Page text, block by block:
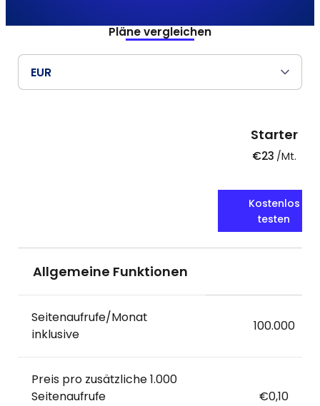
Pläne vergleichen
Starter
€23 /Mt.
Kostenlos
testen
Allgemeine Funktionen
Seitenaufrufe/Monat
inklusive
100.000
Preis pro zusätzliche 1.000
Seitenaufrufe
€0,10